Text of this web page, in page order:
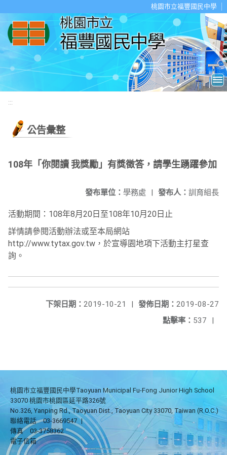
桃園市立福豐國民中學
:::
公告彙整
108年「你閱讀 我獎勵」有獎徵答，請學生踴躍參加
發布人： 訓育組長
發布單位： 學務處 |
活動期間：108年8月20日至108年10月20日止
詳情請參閱活動辦法或至本局網站
http://www.tytax.gov.tw，於宣導園地項下活動主打星查
詢。
發佈日期： 2019-08-27
下架日期： 2019-10-21
|
點擊率： 537 |
桃園市立福豐國民中學Taoyuan Municipal Fu-Fong Junior High School
33070 桃園市桃園區延平路326號
No.326, Yanping Rd., Taoyuan Dist., Taoyuan City 33070, Taiwan (R.O.C.)
聯絡電話
03-3669547 |
傳真
03-3758362
電子信箱